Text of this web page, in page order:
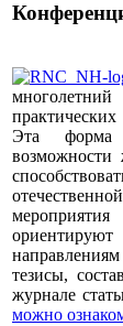
Эта форма
ориентируют
тезисы,
журнале
можно